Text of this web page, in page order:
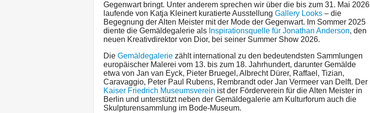
Gegenwart bringt. Unter anderem sprechen wir über die bis zum 31. Mai 2026
laufende von Katja Kleinert kuratierte Ausstellung Gallery Looks – die
Begegnung der Alten Meister mit der Mode der Gegenwart. Im Sommer 2025
diente die Gemäldegalerie als Inspirationsquelle für Jonathan Anderson, den
neuen Kreativdirektor von Dior, bei seiner Summer Show 2026.
Die Gemäldegalerie zählt international zu den bedeutendsten Sammlungen
europäischer Malerei vom 13. bis zum 18. Jahrhundert, darunter Gemälde
etwa von Jan van Eyck, Pieter Bruegel, Albrecht Dürer, Raffael, Tizian,
Caravaggio, Peter Paul Rubens, Rembrandt oder Jan Vermeer van Delft. Der
Kaiser Friedrich Museumsverein ist der Förderverein für die Alten Meister in
Berlin und unterstützt neben der Gemäldegalerie am Kulturforum auch die
Skulpturensammlung im Bode-Museum.